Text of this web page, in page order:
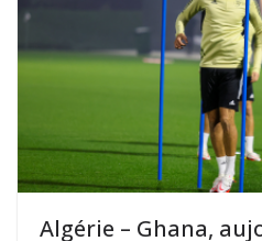
Algérie – Ghana,